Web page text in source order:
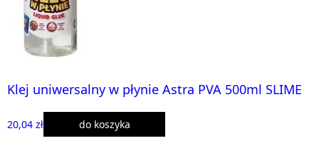
Klej uniwersalny w płynie Astra PVA 500ml SLIME
20,04 zł do koszyka